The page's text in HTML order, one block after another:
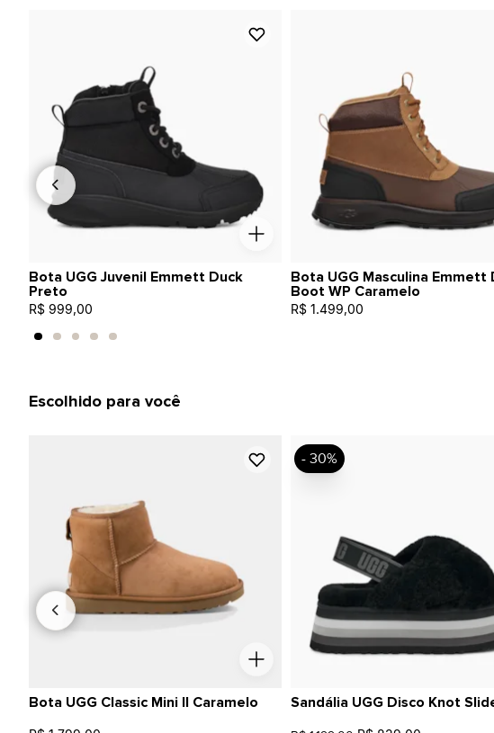
Bota UGG Juvenil Emmett Duck
Preto
R$ 999,00
Bota UGG Masculina Emmett
Boot WP Caramelo
R$ 1.499,00
Escolhido para você
Bota UGG Classic Mini II Caramelo Sandália UGG Disco Knot
- 30%